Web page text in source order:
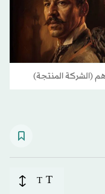
(الشركة المنتجة)
T
T